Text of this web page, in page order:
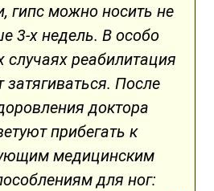
гипс можно носить не
3-х недель. В особо
случаях реабилитация
После
доктора
прибегать к
медицинским
для ног: